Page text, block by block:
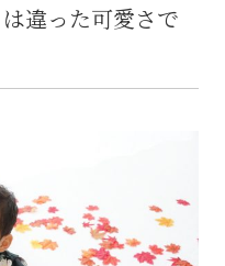
違った可愛さで